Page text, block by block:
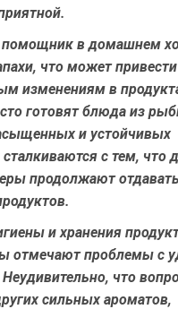
в домашнем
что может
изменениям в
готовят блюда из
и устойчивых
с тем, что
продолжают
и хранения
отмечают проблемы с
что
сильных ароматов,